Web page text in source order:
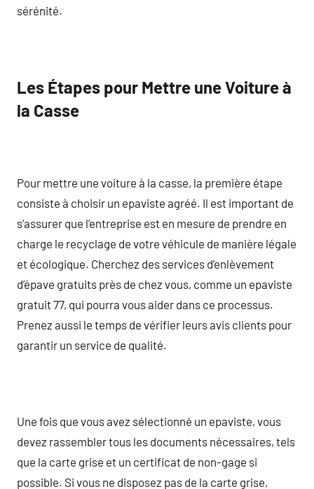
sérénité.
Les Étapes pour Mettre une Voiture à
la Casse
Pour mettre une voiture à la casse, la première étape
consiste à choisir un epaviste agréé. Il est important de
s’assurer que l’entreprise est en mesure de prendre en
charge le recyclage de votre véhicule de manière légale
et écologique. Cherchez des services d’enlèvement
d’épave gratuits près de chez vous, comme un epaviste
gratuit 77, qui pourra vous aider dans ce processus.
Prenez aussi le temps de vérifier leurs avis clients pour
garantir un service de qualité.
Une fois que vous avez sélectionné un epaviste, vous
devez rassembler tous les documents nécessaires, tels
que la carte grise et un certificat de non-gage si
possible. Si vous ne disposez pas de la carte grise,